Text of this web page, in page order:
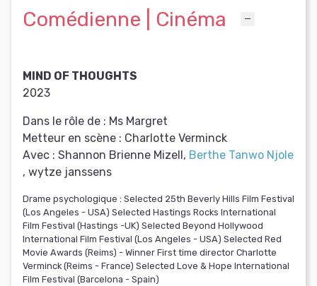
Comédienne | Cinéma
MIND OF THOUGHTS
2023
Dans le rôle de : Ms Margret
Metteur en scène : Charlotte Verminck
Avec : Shannon Brienne Mizell, Berthe Tanwo Njole
, wytze janssens
Drame psychologique : Selected 25th Beverly Hills Film Festival
(Los Angeles - USA) Selected Hastings Rocks International
Film Festival (Hastings -UK) Selected Beyond Hollywood
International Film Festival (Los Angeles - USA) Selected Red
Movie Awards (Reims) - Winner First time director Charlotte
Verminck (Reims - France) Selected Love & Hope International
Film Festival (Barcelona - Spain)